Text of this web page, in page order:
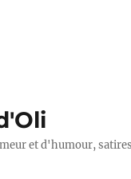
et d'humour,